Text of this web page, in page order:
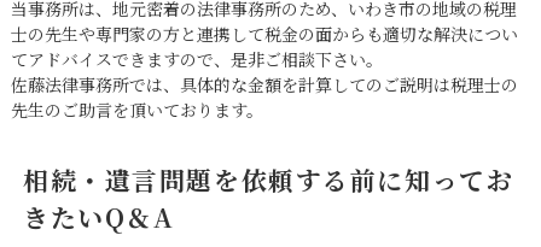
当事務所は、地元密着の法律事務所のため、いわき市の地域の税理
士の先生や専門家の方と連携して税金の面からも適切な解決につい
てアドバイスできますので、是非ご相談下さい。
佐藤法律事務所では、具体的な金額を計算してのご説明は税理士の
先生のご助言を頂いております。
相続・遺言問題を依頼する前に知ってお
きたいQ＆A